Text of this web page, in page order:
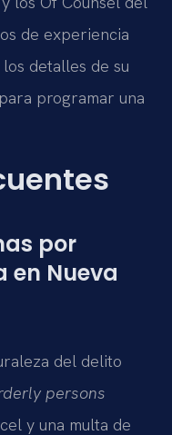
de experiencia
detalles de su
para programar una
por
en Nueva
del delito
persons
y una multa de